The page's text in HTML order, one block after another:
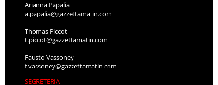
Arianna Papalia
a.papalia@gazzettamatin.com
Thomas Piccot
t.piccot@gazzettamatin.com
Fausto Vassoney
f.vassoney@gazzettamatin.com
SEGRETERIA